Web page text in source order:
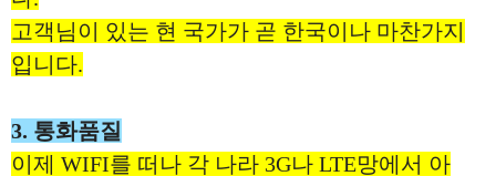
고객님이 있는 현 국가가 곧 한국이나 마찬가지
입니다.
3. 통화품질
이제 WIFI를 떠나 각 나라 3G나 LTE망에서 아